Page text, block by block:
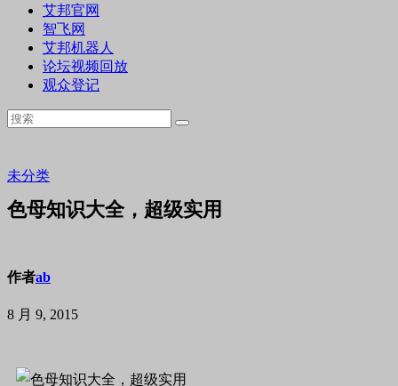
艾邦官网
智飞网
艾邦机器人
论坛视频回放
观众登记
未分类
色母知识大全，超级实用
作者ab
8 月 9, 2015